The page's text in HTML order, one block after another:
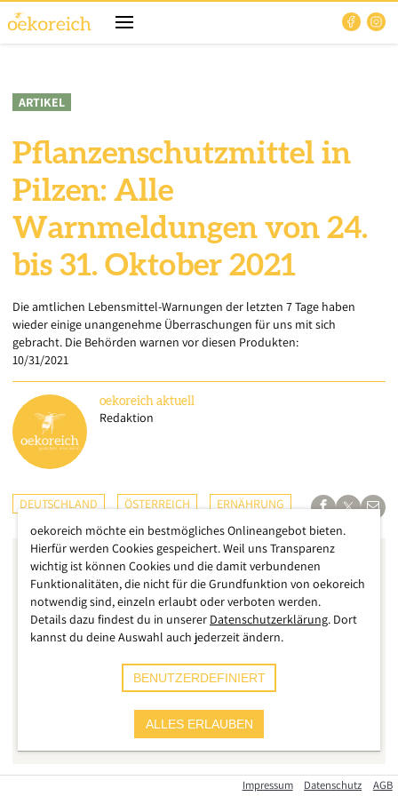
ARTIKEL
Pflanzenschutzmittel in
Pilzen: Alle
Warnmeldungen von 24.
bis 31. Oktober 2021
Die amtlichen Lebensmittel-Warnungen der letzten 7 Tage haben
wieder einige unangenehme Überraschungen für uns mit sich
gebracht. Die Behörden warnen vor diesen Produkten:
10/31/2021
oekoreich aktuell
Redaktion
DEUTSCHLAND ÖSTERREICH ERNÄHRUNG
Impressum Datenschutz AGB
oekoreich möchte ein bestmögliches Onlineangebot bieten.
Hierfür werden Cookies gespeichert. Weil uns Transparenz
wichtig ist können Cookies und die damit verbundenen
Funktionalitäten, die nicht für die Grundfunktion von oekoreich
notwendig sind, einzeln erlaubt oder verboten werden.
Details dazu findest du in unserer Datenschutzerklärung. Dort
kannst du deine Auswahl auch jederzeit ändern.
BENUTZERDEFINIERT
ALLES ERLAUBEN